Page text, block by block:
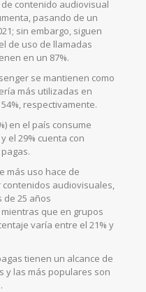
contenido audiovisual
pasando de un
sin embargo, siguen
de uso de llamadas
en un 87%.
se mantienen como
más utilizadas en
respectivamente.
en el país consume
el 29% cuenta con
más uso hace de
audiovisuales,
de 25 años
que en grupos
varía entre el 21% y
tienen un alcance de
y las más populares son